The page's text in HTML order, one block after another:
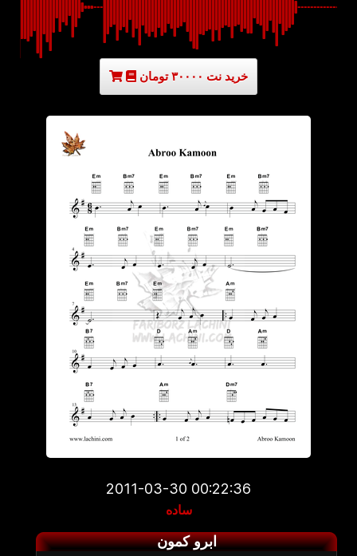
خرید نت ۳۰۰۰۰ تومان
2011-03-30 00:22:36
ساده
ابرو کمون